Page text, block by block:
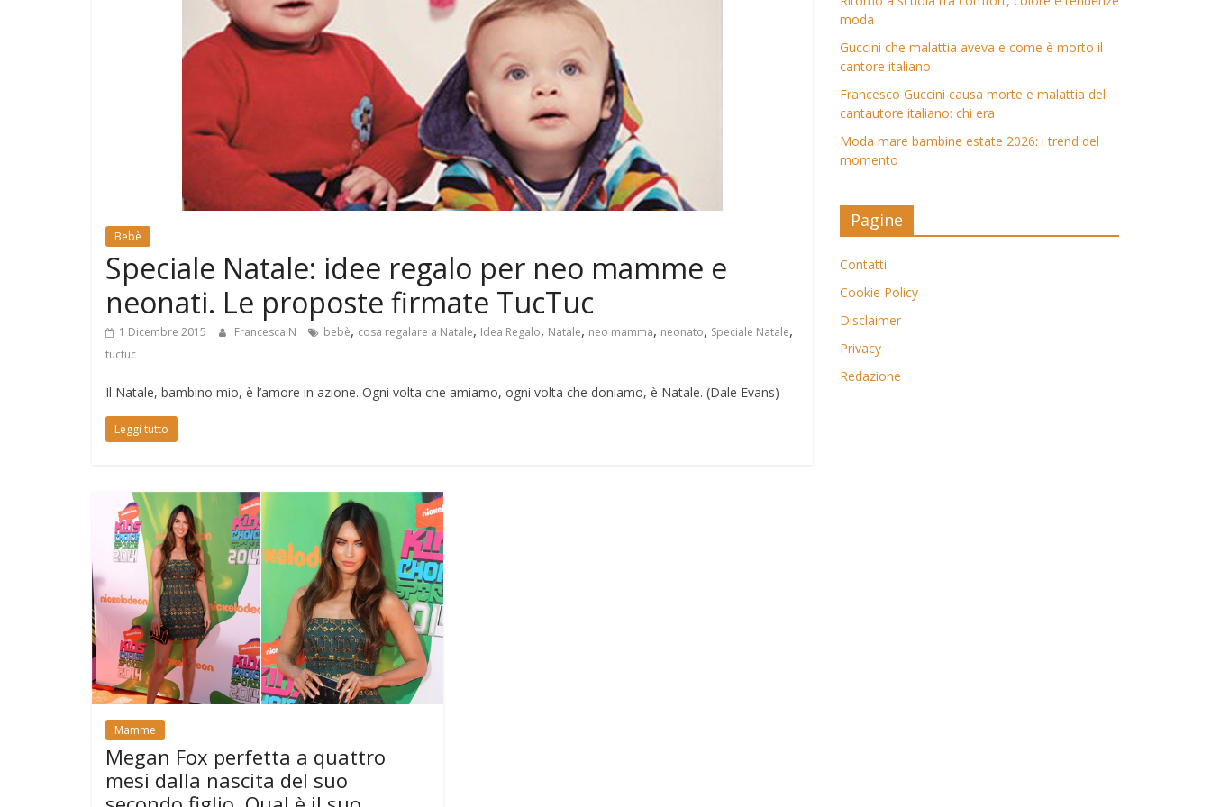
Bebè
Speciale Natale: idee regalo per neo mamme e
neonati. Le proposte firmate TucTuc
1 Dicembre 2015 Francesca N bebè, cosa regalare a Natale, Idea Regalo, Natale, neo mamma, neonato, Speciale Natale,
tuctuc
Il Natale, bambino mio, è l’amore in azione. Ogni volta che amiamo, ogni volta che doniamo, è Natale. (Dale Evans)
Leggi tutto
Mamme
Megan Fox perfetta a quattro
mesi dalla nascita del suo
moda
Guccini che malattia aveva e come è morto il
cantore italiano
Francesco Guccini causa morte e malattia del
cantautore italiano: chi era
Moda mare bambine estate 2026: i trend del
momento
Pagine
Contatti
Cookie Policy
Disclaimer
Privacy
Redazione